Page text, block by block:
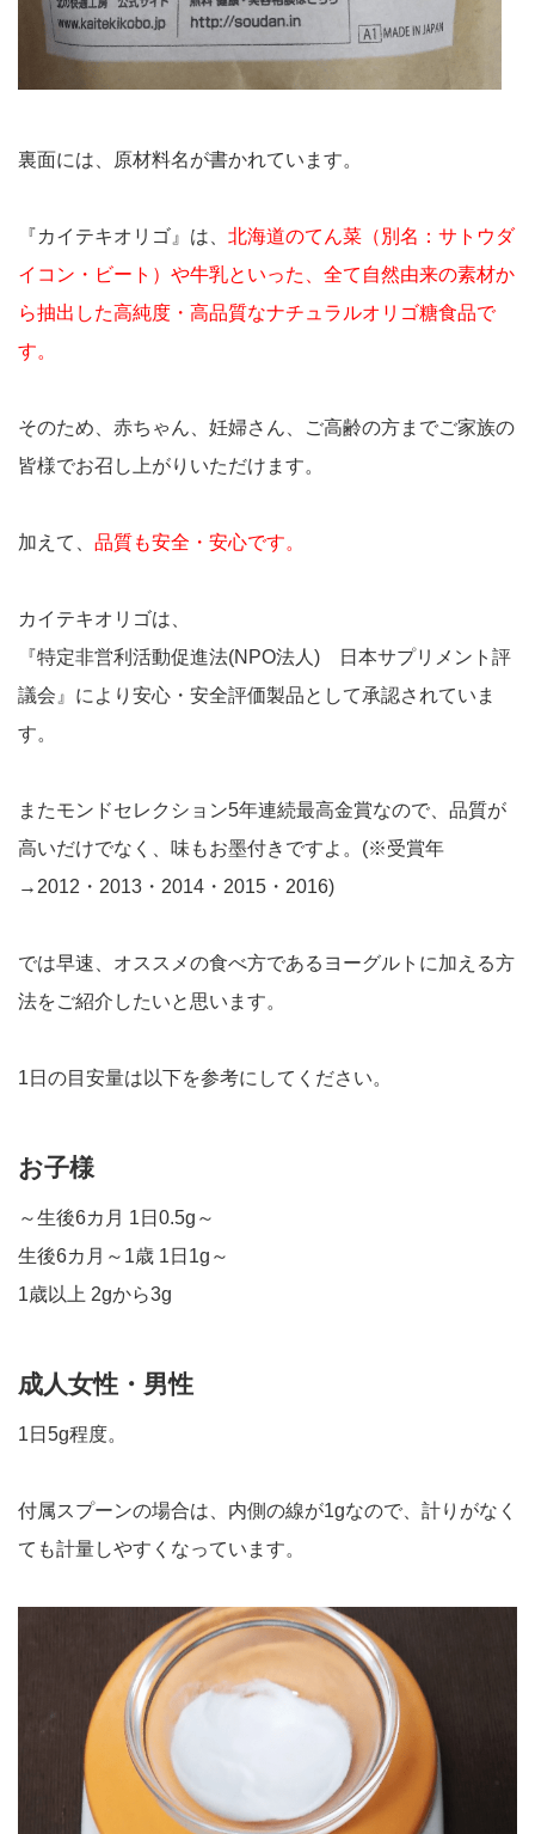
裏面には、原材料名が書かれています。
『カイテキオリゴ』は、 北海道のてん菜（別名：サトウダ
イコン・ビート）や牛乳といった、全て自然由来の素材か
ら抽出した高純度・高品質なナチュラルオリゴ糖食品で
す。
そのため、赤ちゃん、妊婦さん、ご高齢の方までご家族の
皆様でお召し上がりいただけます。
加えて、 品質も安全・安心です。
カイテキオリゴは、
『特定非営利活動促進法(NPO法人) 日本サプリメント評
議会』により安心・安全評価製品として承認されていま
す。
またモンドセレクション5年連続最高金賞なので、品質が
高いだけでなく、味もお墨付きですよ。(※受賞年
→2012・2013・2014・2015・2016)
では早速、オススメの食べ方であるヨーグルトに加える方
法をご紹介したいと思います。
1日の目安量は以下を参考にしてください。
お子様
～生後6カ月 1日0.5g～
生後6カ月～1歳 1日1g～
1歳以上 2gから3g
成人女性・男性
1日5g程度。
付属スプーンの場合は、内側の線が1gなので、計りがなく
ても計量しやすくなっています。